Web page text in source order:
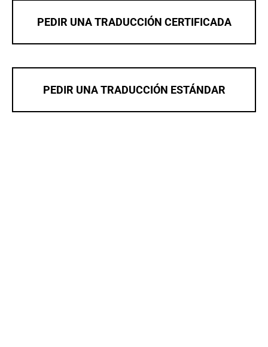
PEDIR UNA TRADUCCIÓN CERTIFICADA
PEDIR UNA TRADUCCIÓN ESTÁNDAR